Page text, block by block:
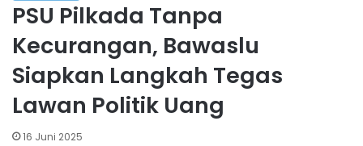
PSU Pilkada Tanpa
Kecurangan, Bawaslu
Siapkan Langkah Tegas
Lawan Politik Uang
16 Juni 2025